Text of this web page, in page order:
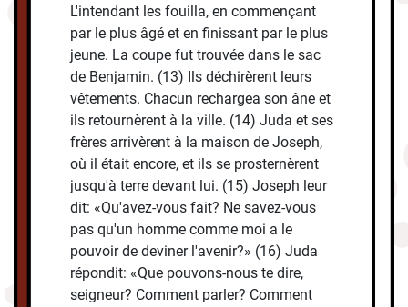
L'intendant les fouilla, en commençant
par le plus âgé et en finissant par le plus
jeune. La coupe fut trouvée dans le sac
de Benjamin. (13) Ils déchirèrent leurs
vêtements. Chacun rechargea son âne et
ils retournèrent à la ville. (14) Juda et ses
frères arrivèrent à la maison de Joseph,
où il était encore, et ils se prosternèrent
jusqu'à terre devant lui. (15) Joseph leur
dit: «Qu'avez-vous fait? Ne savez-vous
pas qu'un homme comme moi a le
pouvoir de deviner l'avenir?» (16) Juda
répondit: «Que pouvons-nous te dire,
seigneur? Comment parler? Comment